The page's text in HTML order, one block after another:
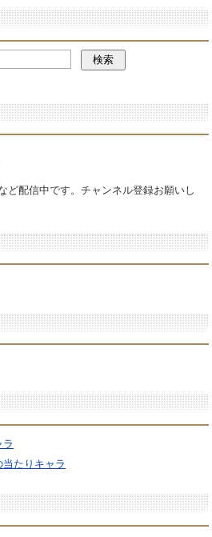
ど配信中です。チャンネル登録お願いし
たりキャラ